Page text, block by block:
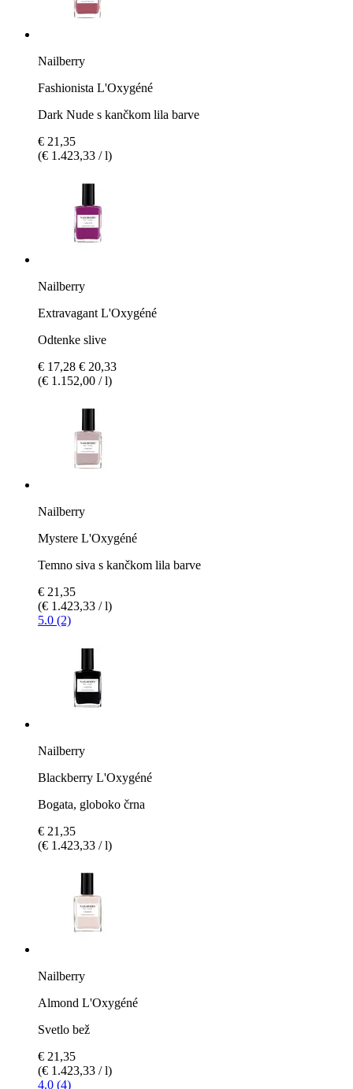
Nailberry
Fashionista L'Oxygéné
Dark Nude s kančkom lila barve
€ 21,35
(€ 1.423,33 / l)
Nailberry
Extravagant L'Oxygéné
Odtenke slive
€ 17,28 € 20,33
(€ 1.152,00 / l)
Nailberry
Mystere L'Oxygéné
Temno siva s kančkom lila barve
€ 21,35
(€ 1.423,33 / l)
5.0 (2)
Nailberry
Blackberry L'Oxygéné
Bogata, globoko črna
€ 21,35
(€ 1.423,33 / l)
Nailberry
Almond L'Oxygéné
Svetlo bež
€ 21,35
(€ 1.423,33 / l)
4.0 (4)